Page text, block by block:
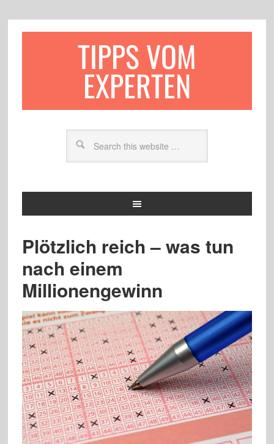
TIPPS VOM
EXPERTEN
Plötzlich reich – was tun
nach einem
Millionengewinn